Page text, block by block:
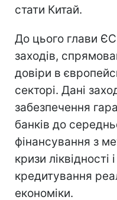
стати Китай.
До цього глави
заходів,
довіри в
секторі. Дані
забезпечення
банків до
фінансування з
кризи ліквідності
кредитування
економіки.